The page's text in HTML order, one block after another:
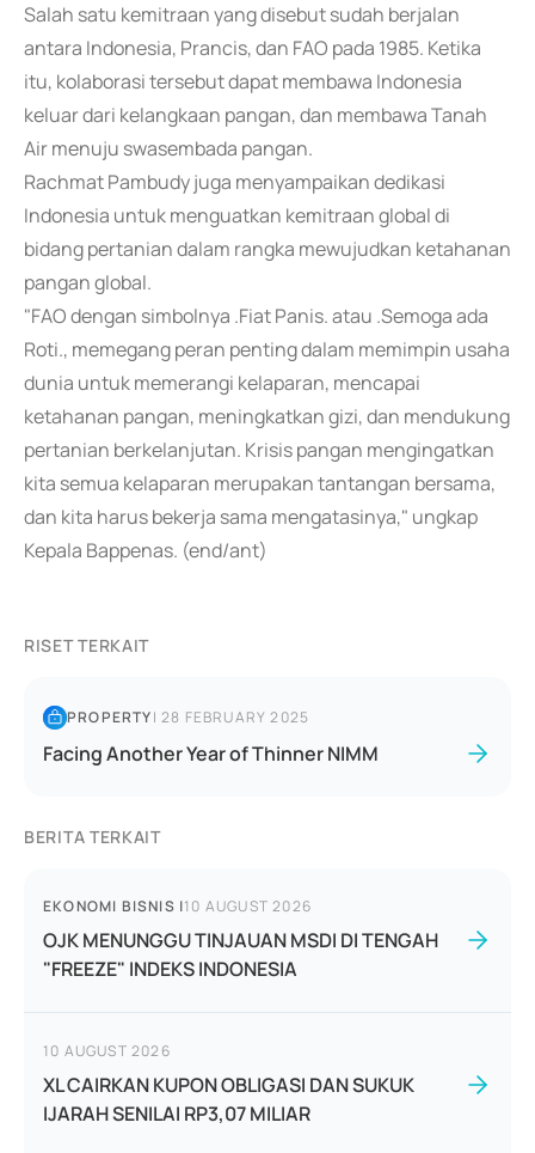
Salah satu kemitraan yang disebut sudah berjalan
antara Indonesia, Prancis, dan FAO pada 1985. Ketika
itu, kolaborasi tersebut dapat membawa Indonesia
keluar dari kelangkaan pangan, dan membawa Tanah
Air menuju swasembada pangan.
Rachmat Pambudy juga menyampaikan dedikasi
Indonesia untuk menguatkan kemitraan global di
bidang pertanian dalam rangka mewujudkan ketahanan
pangan global.
"FAO dengan simbolnya .Fiat Panis. atau .Semoga ada
Roti., memegang peran penting dalam memimpin usaha
dunia untuk memerangi kelaparan, mencapai
ketahanan pangan, meningkatkan gizi, dan mendukung
pertanian berkelanjutan. Krisis pangan mengingatkan
kita semua kelaparan merupakan tantangan bersama,
dan kita harus bekerja sama mengatasinya," ungkap
Kepala Bappenas. (end/ant)
RISET TERKAIT
PROPERTY|28 FEBRUARY 2025
Facing Another Year of Thinner NIMM
BERITA TERKAIT
EKONOMI BISNIS |10 AUGUST 2026
OJK MENUNGGU TINJAUAN MSDI DI TENGAH
"FREEZE" INDEKS INDONESIA
10 AUGUST 2026
XL CAIRKAN KUPON OBLIGASI DAN SUKUK
IJARAH SENILAI RP3,07 MILIAR